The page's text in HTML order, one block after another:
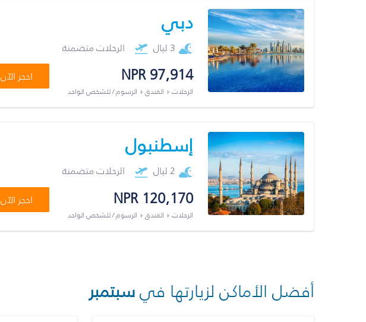
دبي
3 ليال الرحلات متضمنة
NPR 97,914
الرحلات + الفندق + الرسوم / للشخص الواحد
احجز الآن
إسطنبول
2 ليال الرحلات متضمنة
NPR 120,170
الرحلات + الفندق + الرسوم / للشخص الواحد
احجز الآن
أفضل الأماكن لزيارتها فيسبتمبر